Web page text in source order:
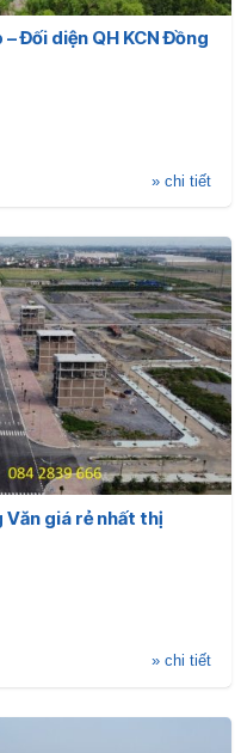
Đối diện QH KCN Đồng
» chi tiết
giá rẻ nhất thị
» chi tiết